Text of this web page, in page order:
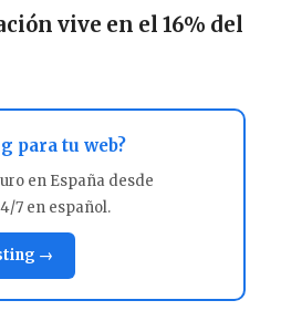
vive en el 16% del
para tu web?
en España desde
7 en español.
→